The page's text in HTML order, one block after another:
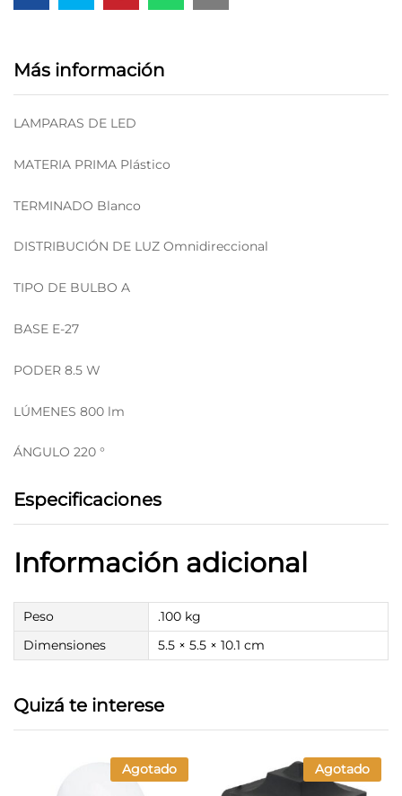
Más información
LAMPARAS DE LED
MATERIA PRIMA Plástico
TERMINADO Blanco
DISTRIBUCIÓN DE LUZ Omnidireccional
TIPO DE BULBO A
BASE E-27
PODER 8.5 W
LÚMENES 800 lm
ÁNGULO 220 °
Especificaciones
Información adicional
Peso
.100 kg
Dimensiones
5.5 × 5.5 × 10.1 cm
Quizá te interese
Agotado Agotado